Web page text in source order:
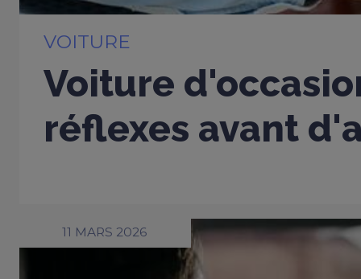
VOITURE
Voiture
réflexes avant
11 MARS 2026